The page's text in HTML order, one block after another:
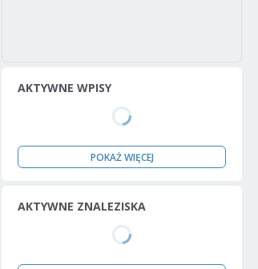
AKTYWNE WPISY
POKAŻ WIĘCEJ
AKTYWNE ZNALEZISKA